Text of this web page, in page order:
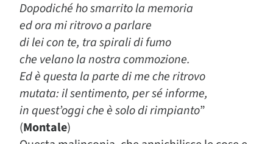
Dopodiché ho smarrito la memoria
ed ora mi ritrovo a parlare
di lei con te, tra spirali di fumo
che velano la nostra commozione.
Ed è questa la parte di me che ritrovo
mutata: il sentimento, per sé informe,
in quest’oggi che è solo di rimpianto”
(Montale)